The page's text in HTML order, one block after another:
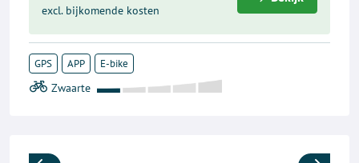
excl. bijkomende kosten
GPS APP E-bike